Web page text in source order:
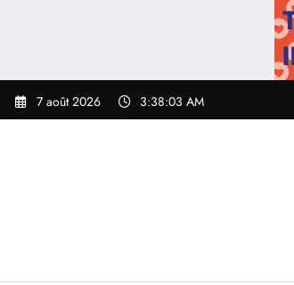
7 août 2026 3:38:04 AM